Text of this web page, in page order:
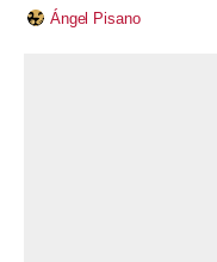
Ángel Pisano